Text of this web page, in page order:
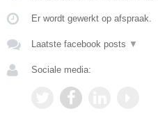
Er wordt gewerkt op afspraak.
Laatste facebook posts ▼
Sociale media: